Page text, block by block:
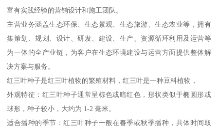
富有实践经验的营销设计和施工团队。
主营业务涵盖生态环保、生态景观、生态旅游、生态农业等，拥有
集策划、规划、设计、研发、建设、生产、资源循环利用及运营等
为一体的全产业链，为客户在生态环境建设与运营方面提供整体解
决方案与服务。
红三叶种子是红三叶植物的繁殖材料，红三叶是一种豆科植物，
外观特征：红三叶种子通常呈棕色或暗红色，形状类似于椭圆形或
球形，种子较小，大约为 1-2 毫米。
适合播种的季节：红三叶种子一般在春季或秋季播种，具体时间取